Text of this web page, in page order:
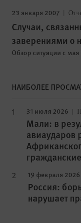
23 января 2007
Случаи,
заверениями о
Обзор ситуации с мая
НАИБОЛЕЕ
31 июля 2026
Мали: в
авиаударов
гражданские
19 февраля 2026
Россия:
нарушает